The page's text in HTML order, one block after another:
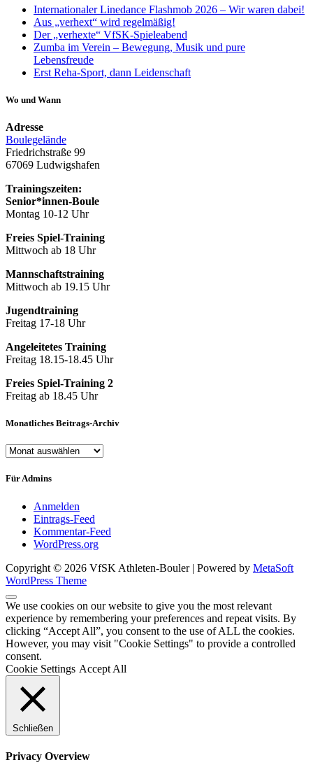
Internationaler Linedance Flashmob 2026 – Wir waren dabei!
Aus „verhext“ wird regelmäßig!
Der „verhexte“ VfSK-Spieleabend
Zumba im Verein – Bewegung, Musik und pure
Lebensfreude
Erst Reha-Sport, dann Leidenschaft
Wo und Wann
Adresse
Boulegelände
Friedrichstraße 99
67069 Ludwigshafen
Trainingszeiten:
Senior*innen-Boule
Montag 10-12 Uhr
Freies Spiel-Training
Mittwoch ab 18 Uhr
Mannschaftstraining
Mittwoch ab 19.15 Uhr
Jugendtraining
Freitag 17-18 Uhr
Angeleitetes Training
Freitag 18.15-18.45 Uhr
Freies Spiel-Training 2
Freitag ab 18.45 Uhr
Monatliches Beitrags-Archiv
Monatliches
Archiv
Für Admins
Anmelden
Eintrags-Feed
Kommentar-Feed
WordPress.org
Copyright © 2026 VfSK Athleten-Bouler | Powered by MetaSoft
WordPress Theme
We use cookies on our website to give you the most relevant
experience by remembering your preferences and repeat visits. By
clicking “Accept All”, you consent to the use of ALL the cookies.
However, you may visit "Cookie Settings" to provide a controlled
consent.
Cookie Settings Accept All
Schließen
Privacy Overview